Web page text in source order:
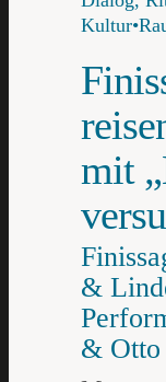
mit
&
& Otto